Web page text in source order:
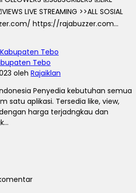
LIVE STREAMING >>ALL SOSIAL
https://rajabuzzer.com...
Tebo
oleh Rajaiklan
Penyedia kebutuhan semua
satu aplikasi. Tersedia like, view,
harga terjadngkau dan